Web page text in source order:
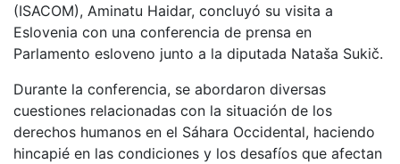
(ISACOM), Aminatu Haidar, concluyó su visita a
Eslovenia con una conferencia de prensa en
Parlamento esloveno junto a la diputada Nataša Sukič.
Durante la conferencia, se abordaron diversas
cuestiones relacionadas con la situación de los
derechos humanos en el Sáhara Occidental, haciendo
hincapié en las condiciones y los desafíos que afectan